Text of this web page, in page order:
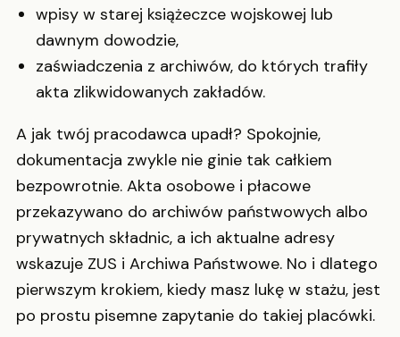
wpisy w starej książeczce wojskowej lub
dawnym dowodzie,
zaświadczenia z archiwów, do których trafiły
akta zlikwidowanych zakładów.
A jak twój pracodawca upadł? Spokojnie,
dokumentacja zwykle nie ginie tak całkiem
bezpowrotnie. Akta osobowe i płacowe
przekazywano do archiwów państwowych albo
prywatnych składnic, a ich aktualne adresy
wskazuje ZUS i Archiwa Państwowe. No i dlatego
pierwszym krokiem, kiedy masz lukę w stażu, jest
po prostu pisemne zapytanie do takiej placówki.